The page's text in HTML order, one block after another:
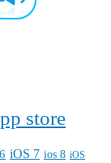
store
iOS 7 ios 8 iOS